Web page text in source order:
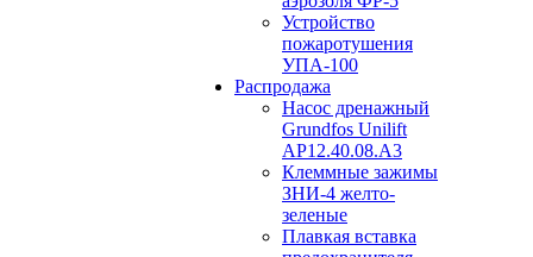
Устройство
пожаротушения
УПА-100
Распродажа
Насос дренажный
Grundfos Unilift
АP12.40.08.A3
Клеммные зажимы
ЗНИ-4 желто-
зеленые
Плавкая вставка